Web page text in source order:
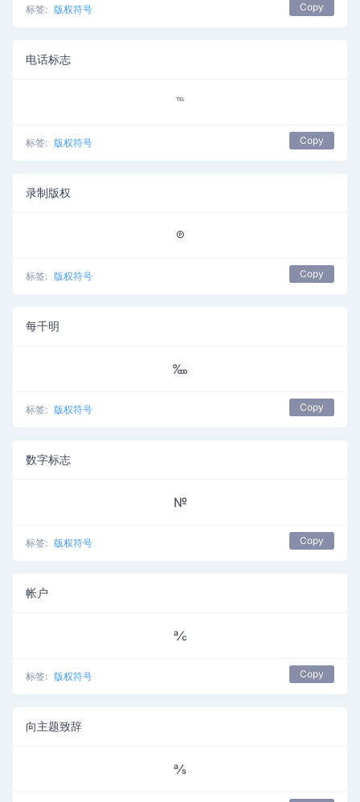
标签: 版权符号 Copy
电话标志
℡
标签: 版权符号 Copy
录制版权
℗
标签: 版权符号 Copy
每千明
‱
标签: 版权符号 Copy
数字标志
№
标签: 版权符号 Copy
帐户
℀
标签: 版权符号 Copy
向主题致辞
℁